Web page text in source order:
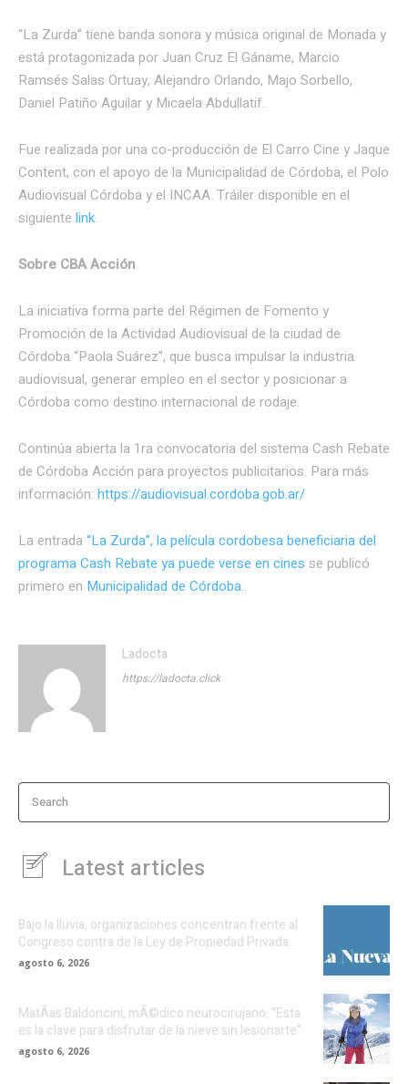
“La Zurda” tiene banda sonora y música original de Monada y
está protagonizada por Juan Cruz El Gáname, Marcio
Ramsés Salas Ortuay, Alejandro Orlando, Majo Sorbello,
Daniel Patiño Aguilar y Micaela Abdullatif.
Fue realizada por una co-producción de El Carro Cine y Jaque
Content, con el apoyo de la Municipalidad de Córdoba, el Polo
Audiovisual Córdoba y el INCAA. Tráiler disponible en el
siguiente link.
Sobre CBA Acción
La iniciativa forma parte del Régimen de Fomento y
Promoción de la Actividad Audiovisual de la ciudad de
Córdoba “Paola Suárez”, que busca impulsar la industria
audiovisual, generar empleo en el sector y posicionar a
Córdoba como destino internacional de rodaje.
Continúa abierta la 1ra convocatoria del sistema Cash Rebate
de Córdoba Acción para proyectos publicitarios. Para más
información: https://audiovisual.cordoba.gob.ar/
La entrada “La Zurda”, la película cordobesa beneficiaria del
programa Cash Rebate ya puede verse en cines se publicó
primero en Municipalidad de Córdoba..
Ladocta
https://ladocta.click
Search
Latest articles
Bajo la lluvia, organizaciones concentran frente al
Congreso contra de la Ley de Propiedad Privada
agosto 6, 2026
MatÃ­as Baldoncini, mÃ©dico neurocirujano: “Esta
es la clave para disfrutar de la nieve sin lesionarte”
agosto 6, 2026